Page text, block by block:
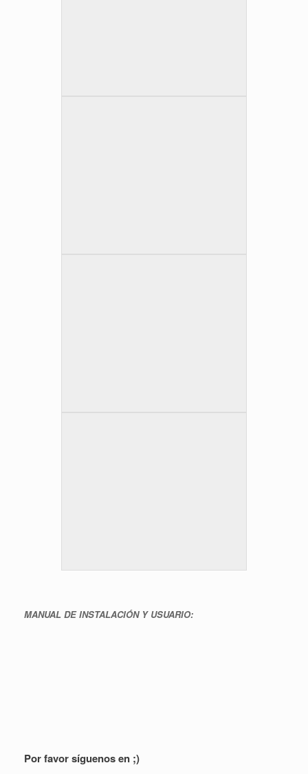
MANUAL DE INSTALACIÓN Y USUARIO:
Por favor síguenos en ;)